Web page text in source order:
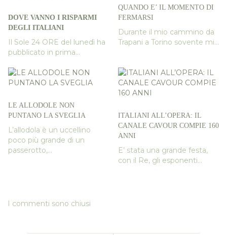
DOVE VANNO I RISPARMI
DEGLI ITALIANI
Il Sole 24 ORE del lunedì ha
pubblicato in prima...
QUANDO E’ IL MOMENTO DI
FERMARSI
Durante il mio cammino da
Trapani a Torino sovente mi...
LE ALLODOLE NON
PUNTANO LA SVEGLIA
L’allodola è un uccellino
poco più grande di un
passerotto,...
ITALIANI ALL’OPERA: IL
CANALE CAVOUR COMPIE 160
ANNI
E’ stata una grande festa,
con il Re, gli esponenti...
I commenti sono chiusi